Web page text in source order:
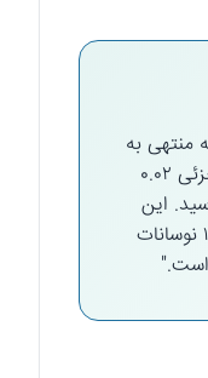
منتهی به
۹ خرداد ۱۴۰۴ با افزایش جزئی ۰.۰۲
درصد رسید. این
شاخص از ابتدای سال ۱۴۰۲ نوسانات
است."